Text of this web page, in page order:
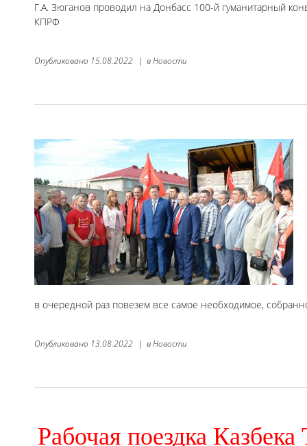
Г.А. Зюганов проводил на Донбасс 100-й гуманитарный
КПРФ
Опубликовано 15.08.2022 | вНовости
в очередной раз повезем все самое необходимое,
Опубликовано 13.08.2022 | вНовости
Рабочая поездка